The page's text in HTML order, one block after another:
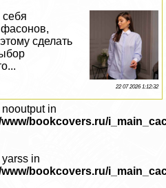
сделать
22 07 2026 1:12:32
in
www/bookcovers.ru/
in
www/bookcovers.ru/